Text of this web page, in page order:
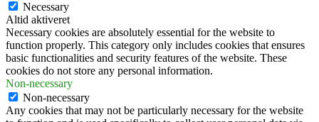
Necessary
Altid aktiveret
Necessary cookies are absolutely essential for the website to
function properly. This category only includes cookies that ensures
basic functionalities and security features of the website. These
cookies do not store any personal information.
Non-necessary
Non-necessary
Any cookies that may not be particularly necessary for the website